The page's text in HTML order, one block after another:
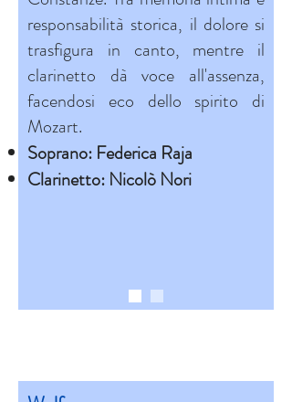
responsabilità storica, il dolore si
trasfigura in canto, mentre il
clarinetto dà voce all'assenza,
facendosi eco dello spirito di
Mozart.
Soprano: Federica Raja
Clarinetto: Nicolò Nori